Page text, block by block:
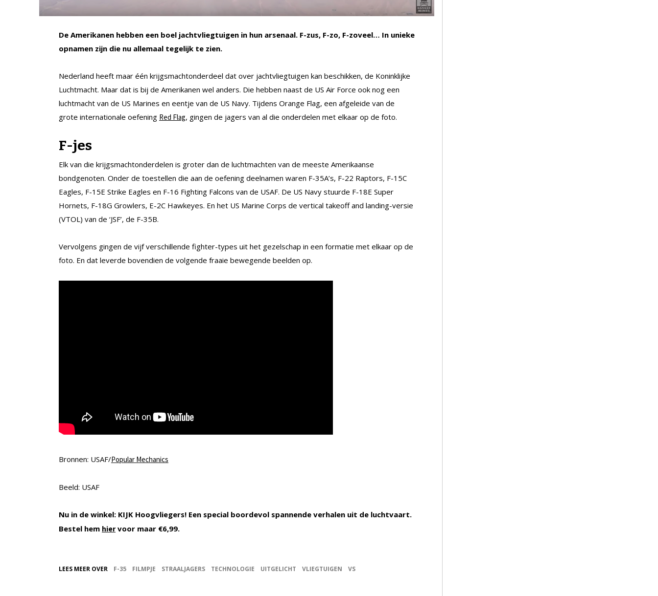
De Amerikanen hebben een boel jachtvliegtuigen in hun arsenaal. F-zus, F-zo, F-zoveel… In unieke
opnamen zijn die nu allemaal tegelijk te zien.
Nederland heeft maar één krijgsmachtonderdeel dat over jachtvliegtuigen kan beschikken, de Koninklijke
Luchtmacht. Maar dat is bij de Amerikanen wel anders. Die hebben naast de US Air Force ook nog een
luchtmacht van de US Marines en eentje van de US Navy. Tijdens Orange Flag, een afgeleide van de
grote internationale oefening Red Flag, gingen de jagers van al die onderdelen met elkaar op de foto.
F-jes
Elk van die krijgsmachtonderdelen is groter dan de luchtmachten van de meeste Amerikaanse
bondgenoten. Onder de toestellen die aan de oefening deelnamen waren F-35A’s, F-22 Raptors, F-15C
Eagles, F-15E Strike Eagles en F-16 Fighting Falcons van de USAF. De US Navy stuurde F-18E Super
Hornets, F-18G Growlers, E-2C Hawkeyes. En het US Marine Corps de vertical takeoff and landing-versie
(VTOL) van de ‘JSF’, de F-35B.
Vervolgens gingen de vijf verschillende fighter-types uit het gezelschap in een formatie met elkaar op de
foto. En dat leverde bovendien de volgende fraaie bewegende beelden op.
Bronnen: USAF/Popular Mechanics
Beeld: USAF
Nu in de winkel: KIJK Hoogvliegers! Een special boordevol spannende verhalen uit de luchtvaart.
Bestel hem hier voor maar €6,99.
LEES MEER OVER F-35 FILMPJE STRAALJAGERS TECHNOLOGIE UITGELICHT VLIEGTUIGEN VS